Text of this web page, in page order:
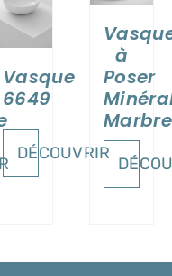
Vasque
6649
DÉCOUVRIR
à
Poser
Marbre